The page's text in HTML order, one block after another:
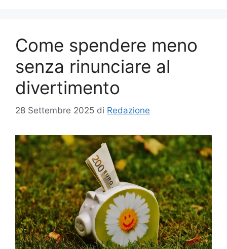
Come spendere meno
senza rinunciare al
divertimento
28 Settembre 2025 di Redazione